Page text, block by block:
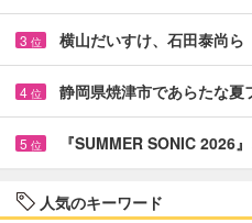
3 位 横山だいすけ、石田泰尚
4 位 静岡県焼津市であらたな
5 位 『SUMMER SONIC 2026
人気のキーワード